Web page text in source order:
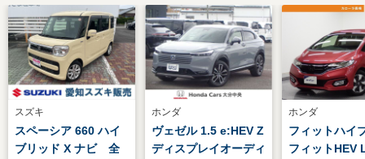
スズキ
スペーシア 660 ハイ
ブリッド X ナビ 全
ホンダ
ヴェゼル 1.5 e:HEV Z
ディスプレイオーディ
ホンダ
フィットハイ
フィットHEV